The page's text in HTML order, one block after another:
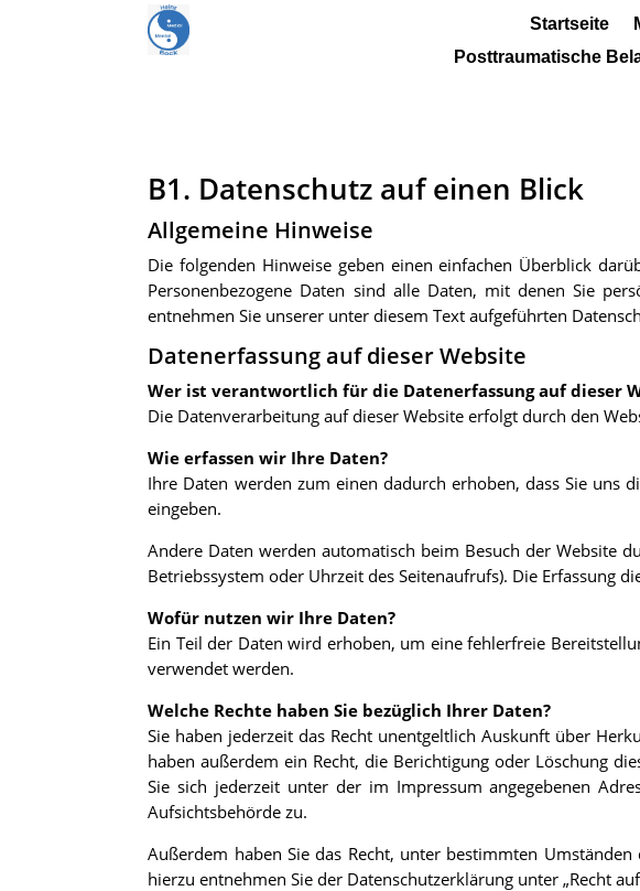
Startseite
Posttraumatische
B1. Datenschutz auf einen Blick
Allgemeine Hinweise
Die folgenden Hinweise geben einen einfachen Überblick
Personenbezogene Daten sind alle Daten, mit denen Sie
entnehmen Sie unserer unter diesem Text aufgeführten
Datenerfassung auf dieser Website
Wer ist verantwortlich für die Datenerfassung auf dieser
Die Datenverarbeitung auf dieser Website erfolgt durch den
Wie erfassen wir Ihre Daten?
Ihre Daten werden zum einen dadurch erhoben, dass Sie uns
eingeben.
Andere Daten werden automatisch beim Besuch der Website
Betriebssystem oder Uhrzeit des Seitenaufrufs). Die Erfassung
Wofür nutzen wir Ihre Daten?
Ein Teil der Daten wird erhoben, um eine fehlerfreie
verwendet werden.
Welche Rechte haben Sie bezüglich Ihrer Daten?
Sie haben jederzeit das Recht unentgeltlich Auskunft über
haben außerdem ein Recht, die Berichtigung oder Löschung
Sie sich jederzeit unter der im Impressum angegebenen
Aufsichtsbehörde zu.
Außerdem haben Sie das Recht, unter bestimmten
hierzu entnehmen Sie der Datenschutzerklärung unter „Recht